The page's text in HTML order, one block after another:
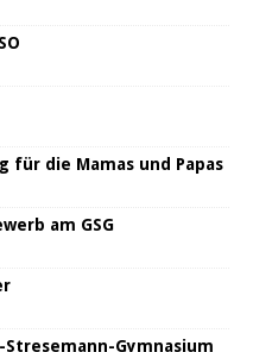
für die Mamas und Papas
am GSG
Stresemann-Gymnasium